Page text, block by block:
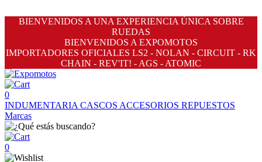
BIENVENIDOS A UNA EXPERIENCIA ÚNICA SOBRE
RUEDAS
BIENVENIDOS A EXPOMOTOS
IMPORTADORES OFICIALES LS2 - NOLAN - CIRCUIT - RK
CHAIN - REV'IT! - AGS - ATOMIC
0
INDUMENTARIA CASCOS ACCESORIOS REPUESTOS
Marcas
0